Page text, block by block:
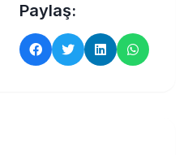
Paylaş: